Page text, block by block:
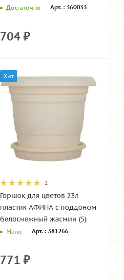
Достаточно Арт. : 360033
704₽
Хит
1
Горшок для цветов 23л
пластик АФИНА с поддоном
белоснежный жасмин (5)
Мало Арт. : 381266
771 ₽